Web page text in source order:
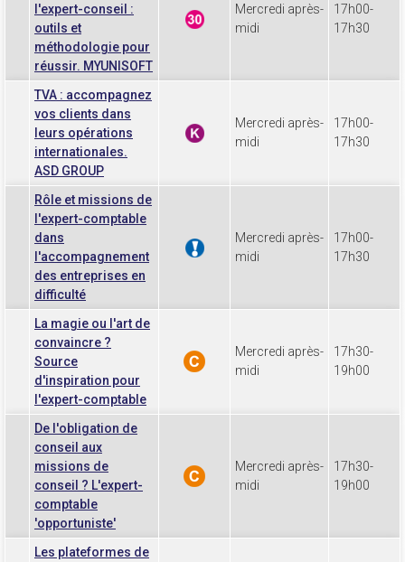
l'expert-conseil :
outils et
méthodologie pour
réussir. MYUNISOFT
Mercredi après-
midi
17h00-
17h30
TVA : accompagnez
vos clients dans
leurs opérations
internationales.
ASD GROUP
Mercredi après-
midi
17h00-
17h30
Rôle et missions de
l'expert-comptable
dans
l'accompagnement
des entreprises en
difficulté
Mercredi après-
midi
17h00-
17h30
La magie ou l'art de
convaincre ?
Source
d'inspiration pour
l'expert-comptable
Mercredi après-
midi
17h30-
19h00
De l'obligation de
conseil aux
missions de
conseil ? L'expert-
comptable
'opportuniste'
Mercredi après-
midi
17h30-
19h00
Les plateformes de